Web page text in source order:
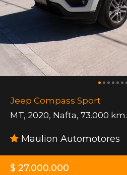
Jeep Compass Sport
MT, 2020, Nafta, 73.000 km.
Maulion Automotores
$ 27.000.000